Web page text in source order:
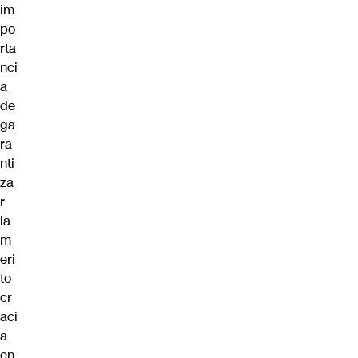
im
po
rta
nci
a
de
ga
ra
nti
za
r
la
m
eri
to
cr
aci
a